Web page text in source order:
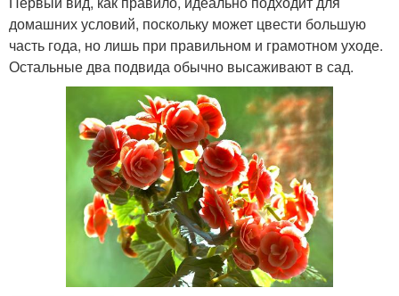
домашних условий, поскольку может цвести большую
часть года, но лишь при правильном и грамотном уходе.
Остальные два подвида обычно высаживают в сад.